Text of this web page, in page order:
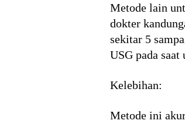
Metode lain
dokter
sekitar 5
USG pada
Kelebihan:
Metode ini